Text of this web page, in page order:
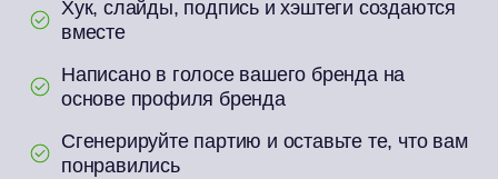
Хук, слайды, подпись и хэштеги создаются
вместе
Написано в голосе вашего бренда на
основе профиля бренда
Сгенерируйте партию и оставьте те, что вам
понравились